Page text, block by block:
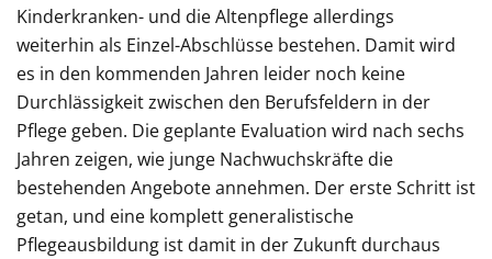
Kinderkranken- und die Altenpflege allerdings
weiterhin als Einzel-Abschlüsse bestehen. Damit wird
es in den kommenden Jahren leider noch keine
Durchlässigkeit zwischen den Berufsfeldern in der
Pflege geben. Die geplante Evaluation wird nach sechs
Jahren zeigen, wie junge Nachwuchskräfte die
bestehenden Angebote annehmen. Der erste Schritt ist
getan, und eine komplett generalistische
Pflegeausbildung ist damit in der Zukunft durchaus